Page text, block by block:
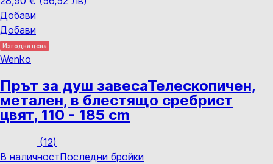
Добави
Добави
Изгодна цена
Wenko
Прът за душ завесаТелескопичен,
метален, в блестящо сребрист
цвят, 110 - 185 cm
(12)
В наличностПоследни бройки